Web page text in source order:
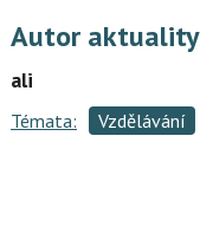
Autor aktuality
ali
Témata: Vzdělávání